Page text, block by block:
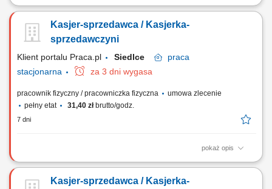
bieżąca obsługa klientów oraz kasy fiskalnej; realizacja sprzedaży
produktów; kontrola dat ważności towarów; praca zmianowa w systemie
2-zmianowym; utrzymywanie porządku na stanowisku pracy;
Kasjer-sprzedawca / Kasjerka-
sprzedawczyni
Klient portalu Praca.pl Siedlce
praca
stacjonarna
za 3 dni wygasa
pracownik fizyczny / pracowniczka fizyczna
umowa zlecenie
pełny etat
31,40 złbrutto/godz.
7 dni
pokaż opis
profesjonalna obsługa klientów zgodnie ze standardami sklepu;
ekspozycję towarów na sali sprzedaży; kontrola terminów ważności
Kasjer-sprzedawca / Kasjerka-